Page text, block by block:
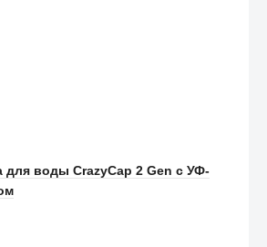
для воды CrazyCap 2 Gen с УФ-